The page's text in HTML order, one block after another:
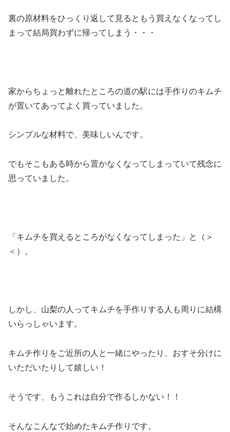
裏の原材料をひっくり返して見るともう買えなくなってし
まって結局買わずに帰ってしまう・・・
家からちょっと離れたところの道の駅には手作りのキムチ
が置いてあってよく買っていました。
シンプルな材料で、美味しいんです。
でもそこもある時から置かなくなってしまっていて残念に
思っていました。
「キムチを買えるところがなくなってしまった」と（＞
＜）。
しかし、山梨の人ってキムチを手作りする人も周りに結構
いらっしゃいます。
キムチ作りをご近所の人と一緒にやったり、おすそ分けに
いただいたりして嬉しい！
そうです、もうこれは自分で作るしかない！！
そんなこんなで始めたキムチ作りです。